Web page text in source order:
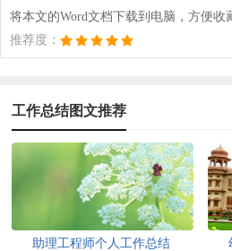
将本文的Word文档下载到电脑，方便收
推荐度：
工作总结图文推荐
助理工程师个人工作总结